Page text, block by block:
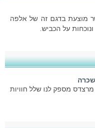
מוצעת בדגם זה של אלפה
על הכביש.
מספק לנו שלל חוויות